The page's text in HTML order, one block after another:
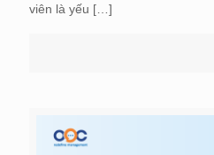
viên là yếu […]